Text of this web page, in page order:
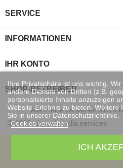
Ihre Privatsphäre ist uns wichtig.
andere Dienste von Dritten (z.B.
personalisierte Inhalte anzuzeigen
Website-Erlebnis zu bieten. Weitere
Sie in unserer Datenschutzrichtlinie.
Cookies verwalten
ICH
SERVICE
INFORMATIONEN
IHR KONTO
SHOP-BETREIBER
Alle Preise verstehen sich
© 2026 - by sellmedia.services